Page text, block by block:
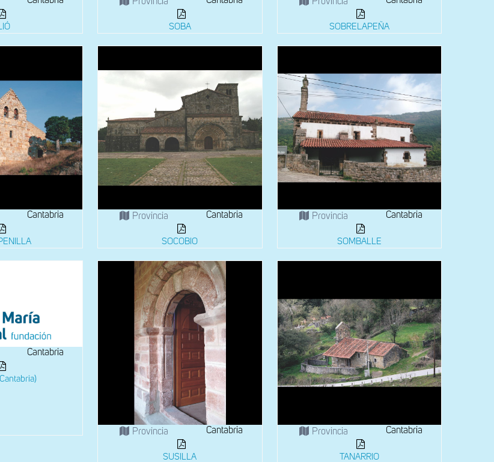
SOBA SOBRELAPEÑA
Cantabria Provincia Cantabria
SOCOBIO
Provincia Cantabria
SOMBALLE
Cantabria
Provincia Cantabria
SUSILLA
Provincia Cantabria
TANARRIO